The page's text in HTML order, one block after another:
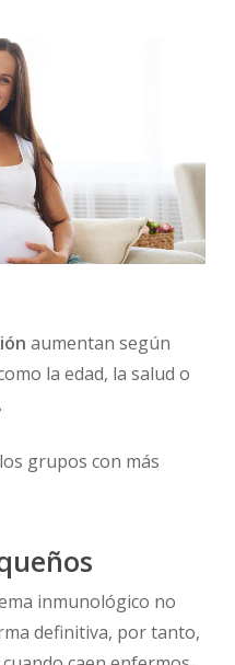
aumentan según
la edad, la salud o
grupos con más
inmunológico no
definitiva, por tanto,